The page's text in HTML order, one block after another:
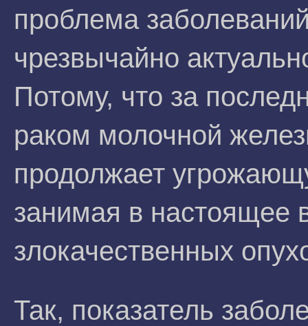
проблема
чрезвычайно
Потому, что за
раком молочной
продолжает
занимая в настоящее
злокачественных
Так, показатель